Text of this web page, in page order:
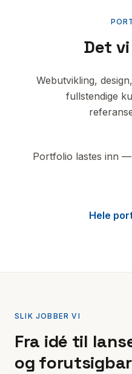
Det
Webutvikling,
fullstendige
Portfolio lastes inn
Hele
SLIK JOBBER VI
Fra idé til
og